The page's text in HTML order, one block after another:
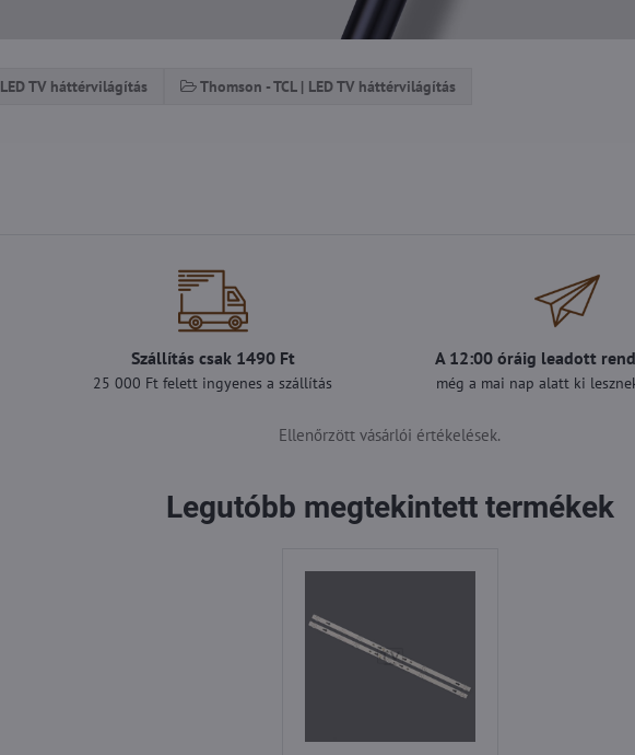
LED TV háttérvilágítás Thomson - TCL | LED TV háttérvilágítás
Szállítás csak 1490 Ft
25 000 Ft felett ingyenes a szállítás
A 12:00 óráig leadott
még a mai nap alatt ki
Ellenőrzött vásárlói értékelések.
Legutóbb megtekintett termékek